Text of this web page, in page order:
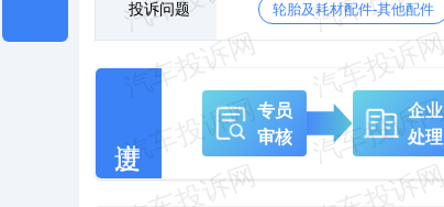
投诉问题 轮胎及耗材配件-其他配件
专员
审核
企业
处理